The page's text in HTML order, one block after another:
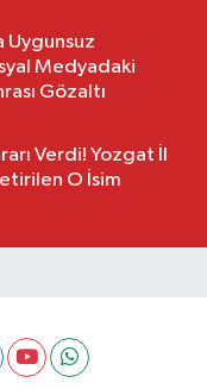
Uygunsuz
Medyadaki
Gözaltı
Verdi! Yozgat İl
O İsim